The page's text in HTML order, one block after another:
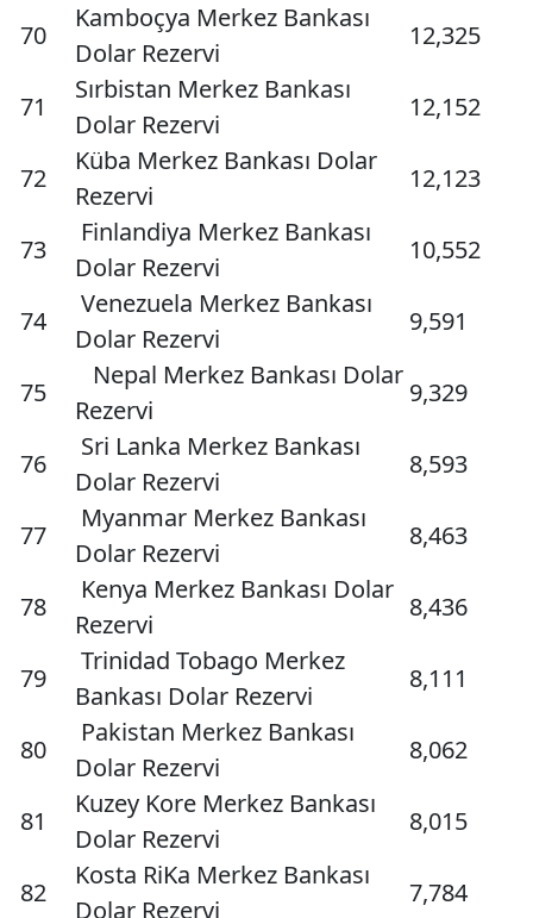
70
Kamboçya Merkez Bankası
Dolar Rezervi
12,325
71
Sırbistan Merkez Bankası
Dolar Rezervi
12,152
72
Küba Merkez Bankası Dolar
Rezervi
12,123
73
Finlandiya Merkez Bankası
Dolar Rezervi
10,552
74
Venezuela Merkez Bankası
Dolar Rezervi
9,591
75
Nepal Merkez Bankası Dolar
Rezervi
9,329
76
Sri Lanka Merkez Bankası
Dolar Rezervi
8,593
77
Myanmar Merkez Bankası
Dolar Rezervi
8,463
78
Kenya Merkez Bankası Dolar
Rezervi
8,436
79
Trinidad Tobago Merkez
Bankası Dolar Rezervi
8,111
80
Pakistan Merkez Bankası
Dolar Rezervi
8,062
81
Kuzey Kore Merkez Bankası
Dolar Rezervi
8,015
82
Kosta RiKa Merkez Bankası
Dolar Rezervi
7,784